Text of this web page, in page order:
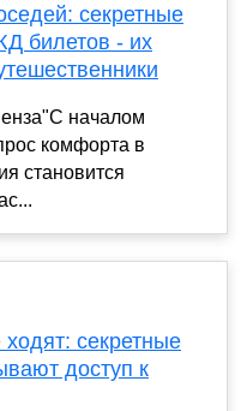
секретные
билетов - их
началом
комфорта в
становится
секретные
доступ к